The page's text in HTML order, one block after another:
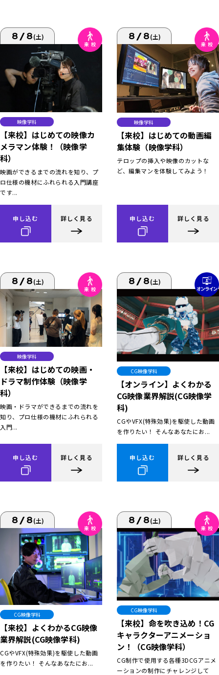
8/8(土)
映像学科
【来校】はじめての映像カ
メラマン体験！（映像学
科）
映画ができるまでの流れを知り、プ
ロ仕様の機材にふれられる入門講座
です...
申し込む 詳しく見る
8/8(土)
映像学科
【来校】はじめての動画編
集体験（映像学科）
テロップの挿入や映像のカットな
ど、編集マンを体験してみよう！
申し込む 詳しく見る
8/8(土)
映像学科
【来校】はじめての映画・
ドラマ制作体験（映像学
科）
映画・ドラマができるまでの流れを
知り、プロ仕様の機材にふれられる
入門...
申し込む 詳しく見る
8/8(土)
CG映像学科
【オンライン】よくわかる
CG映像業界解説(CG映像学
科)
CGやVFX(特殊効果)を駆使した動画
を作りたい！ そんなあなたにお...
申し込む 詳しく見る
8/8(土)
CG映像学科
【来校】よくわかるCG映像
業界解説(CG映像学科)
CGやVFX(特殊効果)を駆使した動画
を作りたい！ そんなあなたにお...
8/8(土)
CG映像学科
【来校】命を吹き込め！CG
キャラクターアニメーショ
ン！（CG映像学科）
CG制作で使用する各種3DCGアニメ
ーションの制作にチャレンジして